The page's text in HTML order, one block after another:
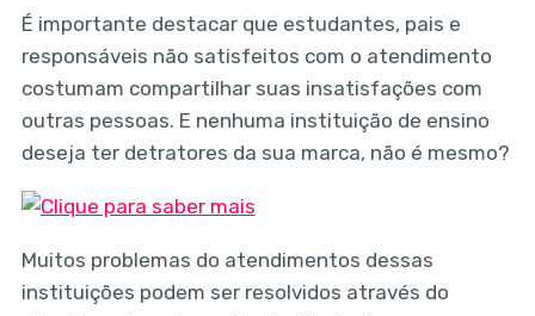
É importante destacar que estudantes, pais e
responsáveis não satisfeitos com o atendimento
costumam compartilhar suas insatisfações com
outras pessoas. E nenhuma instituição de ensino
deseja ter detratores da sua marca, não é mesmo?
Muitos problemas do atendimentos dessas
instituições podem ser resolvidos através do